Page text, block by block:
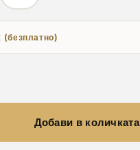
(безплатно)
Добави в количката